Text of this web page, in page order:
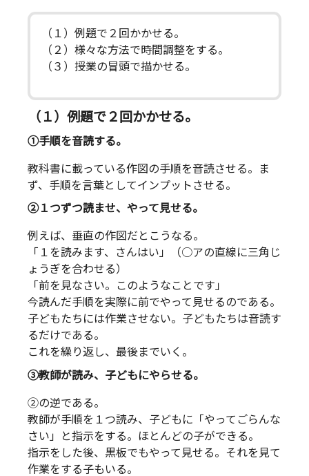
（１）例題で２回かかせる。
（２）様々な方法で時間調整をする。
（３）授業の冒頭で描かせる。
（１）例題で２回かかせる。
①手順を音読する。
教科書に載っている作図の手順を音読させる。ま
ず、手順を言葉としてインプットさせる。
②１つずつ読ませ、やって見せる。
例えば、垂直の作図だとこうなる。
「１を読みます、さんはい」（○アの直線に三角じ
ょうぎを合わせる）
「前を見なさい。このようなことです」
今読んだ手順を実際に前でやって見せるのである。
子どもたちには作業させない。子どもたちは音読す
るだけである。
これを繰り返し、最後までいく。
③教師が読み、子どもにやらせる。
②の逆である。
教師が手順を１つ読み、子どもに「やってごらんな
さい」と指示をする。ほとんどの子ができる。
指示をした後、黒板でもやって見せる。それを見て
作業をする子もいる。